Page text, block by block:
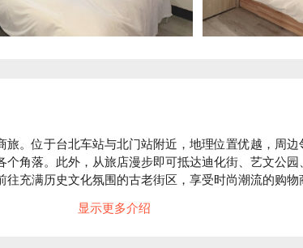
旅。位于台北车站与北门站附近，地理位置优越，周边
个角落。此外，从旅店漫步即可抵达迪化街、艺文公
往充满历史文化氛围的古老街区，享受时尚潮流的购物
显示更多介绍